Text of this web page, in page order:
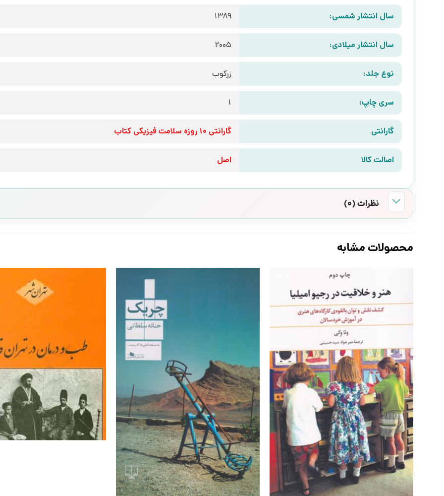
سال انتشار شمسی: 1389
سال انتشار میلادی: 2005
نوع جلد: زرکوب
سری چاپ: 1
گارانتی گارانتی 10 روزه سلامت فیزیکی کتاب
اصالت کالا اصل
نظرات (0)
محصولات مشابه